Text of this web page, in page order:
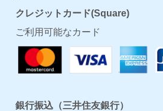
クレジットカード(Square)
ご利用可能なカード
銀行振込（三井住友銀行）